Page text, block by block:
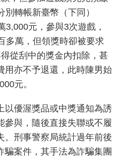
轉帳新臺幣（下同）
3,000元，參與3次遊戲，
多萬，但領獎時卻被要求
從刮中的獎金內扣除，甚
用亦不予退還，此時陳男始
元。
以優渥獎品或中獎通知為誘
參與，隨後直接失聯或不履
。刑事警察局統計過年前後
騙案件，其手法為詐騙集團